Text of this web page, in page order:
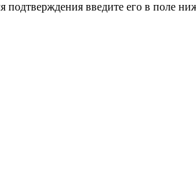
введите его в поле